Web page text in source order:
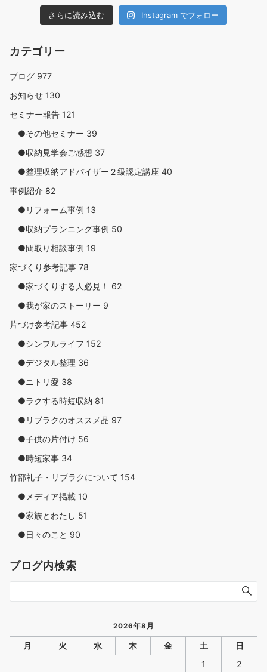
さらに読み込む Instagram でフォロー
カテゴリー
ブログ 977
お知らせ 130
セミナー報告 121
●その他セミナー 39
●収納見学会ご感想 37
●整理収納アドバイザー２級認定講座 40
事例紹介 82
●リフォーム事例 13
●収納プランニング事例 50
●間取り相談事例 19
家づくり参考記事 78
●家づくりする人必見！ 62
●我が家のストーリー 9
片づけ参考記事 452
●シンプルライフ 152
●デジタル整理 36
●ニトリ愛 38
●ラクする時短収納 81
●リブラクのオススメ品 97
●子供の片付け 56
●時短家事 34
竹部礼子・リブラクについて 154
●メディア掲載 10
●家族とわたし 51
●日々のこと 90
ブログ内検索
2026年8月
月 火 水 木 金 土
日
1
2